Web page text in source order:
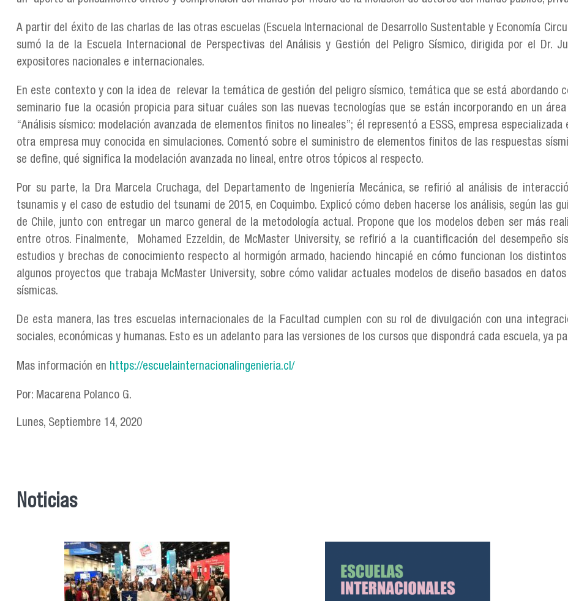
A partir del éxito de las charlas de las otras escuelas (Escuela Internacional de Desarrollo Sustentable y Economía
sumó la de la Escuela Internacional de Perspectivas del Análisis y Gestión del Peligro Sísmico, dirigida por el Dr.
expositores nacionales e internacionales.
En este contexto y con la idea de relevar la temática de gestión del peligro sísmico, temática que se está abordando
seminario fue la ocasión propicia para situar cuáles son las nuevas tecnologías que se están incorporando en un
“Análisis sísmico: modelación avanzada de elementos finitos no lineales”; él representó a ESSS, empresa
otra empresa muy conocida en simulaciones. Comentó sobre el suministro de elementos finitos de las respuestas
se define, qué significa la modelación avanzada no lineal, entre otros tópicos al respecto.
Por su parte, la Dra Marcela Cruchaga, del Departamento de Ingeniería Mecánica, se refirió al análisis de
tsunamis y el caso de estudio del tsunami de 2015, en Coquimbo. Explicó cómo deben hacerse los análisis, según las
de Chile, junto con entregar un marco general de la metodología actual. Propone que los modelos deben ser más
entre otros. Finalmente, Mohamed Ezzeldin, de McMaster University, se refirió a la cuantificación del desempeño
estudios y brechas de conocimiento respecto al hormigón armado, haciendo hincapié en cómo funcionan los
algunos proyectos que trabaja McMaster University, sobre cómo validar actuales modelos de diseño basados en
sísmicas.
De esta manera, las tres escuelas internacionales de la Facultad cumplen con su rol de divulgación con una
sociales, económicas y humanas. Esto es un adelanto para las versiones de los cursos que dispondrá cada escuela, ya
Mas información en https://escuelainternacionalingenieria.cl/
Por: Macarena Polanco G.
Lunes, Septiembre 14, 2020
Noticias